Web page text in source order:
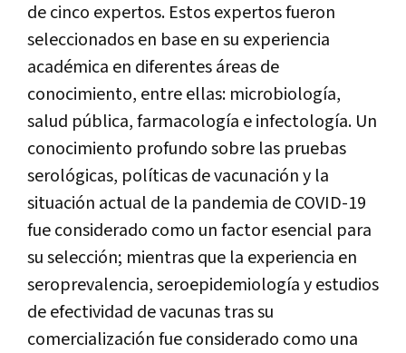
de cinco expertos. Estos expertos fueron
seleccionados en base en su experiencia
académica en diferentes áreas de
conocimiento, entre ellas: microbiología,
salud pública, farmacología e infectología. Un
conocimiento profundo sobre las pruebas
serológicas, políticas de vacunación y la
situación actual de la pandemia de COVID-19
fue considerado como un factor esencial para
su selección; mientras que la experiencia en
seroprevalencia, seroepidemiología y estudios
de efectividad de vacunas tras su
comercialización fue considerado como una